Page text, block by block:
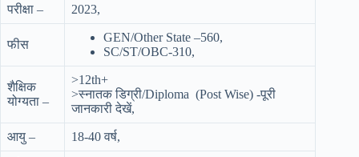
परीक्षा – 2023,
फीस
GEN/Other State –560,
SC/ST/OBC-310,
शैक्षिक
योग्यता –
>12th+
>स्नातक डिग्री/Diploma (Post Wise) -पूरी
जानकारी देखें,
आयु – 18-40 वर्ष,